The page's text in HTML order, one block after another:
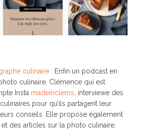
culinaire : Enfin un podcast en
culinaire. Clémence qui est
Insta madeinclems, interviewe des
pour qu’ils partagent leur
conseils. Elle propose également
des articles sur la photo culinaire.